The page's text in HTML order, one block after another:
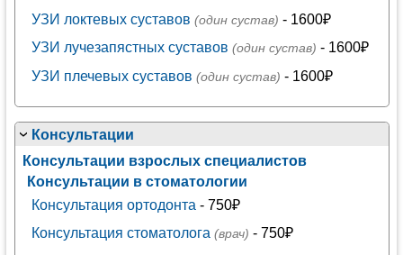
УЗИ локтевых суставов (один сустав) - 1600₽
УЗИ лучезапястных суставов (один сустав) - 1600₽
УЗИ плечевых суставов (один сустав) - 1600₽
Консультации
Консультации взрослых специалистов
Консультации в стоматологии
Консультация ортодонта - 750₽
Консультация стоматолога (врач) - 750₽